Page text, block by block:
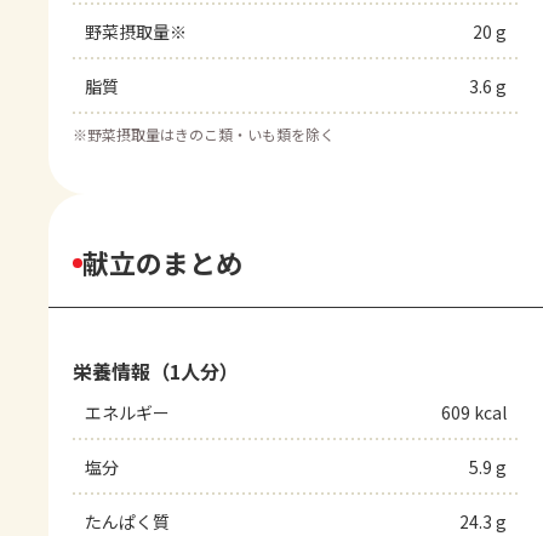
野菜摂取量※ 20 g
脂質 3.6 g
※野菜摂取量はきのこ類・いも類を除く
献立のまとめ
栄養情報（1人分）
エネルギー 609 kcal
塩分 5.9 g
たんぱく質 24.3 g